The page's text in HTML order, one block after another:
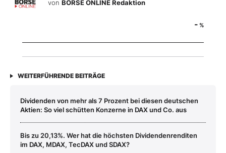
von BÖRSE ONLINE Redaktion
- %
WEITERFÜHRENDE BEITRÄGE
Dividenden von mehr als 7 Prozent bei diesen deutschen
Aktien: So viel schütten Konzerne in DAX und Co. aus
Bis zu 20,13%. Wer hat die höchsten Dividendenrenditen
im DAX, MDAX, TecDAX und SDAX?